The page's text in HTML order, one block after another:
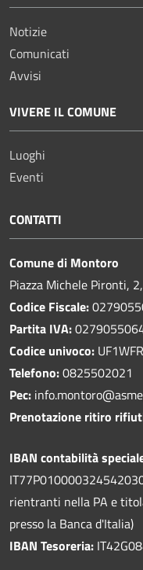
Notizie
Comunicati
Avvisi
VIVERE IL COMUNE
Luoghi
Eventi
CONTATTI
Comune di Montoro
Piazza Michele Pironti,
Codice Fiscale:
Partita IVA:
Codice univoco: UF1WFR
Telefono:0825502021
Pec:
Prenotazione ritiro
IBAN contabilità
rientranti nella PA e
presso la Banca d'Italia)
IBAN Tesoreria: